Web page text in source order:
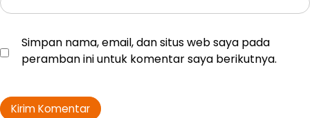
Simpan nama, email, dan situs web saya pada
peramban ini untuk komentar saya berikutnya.